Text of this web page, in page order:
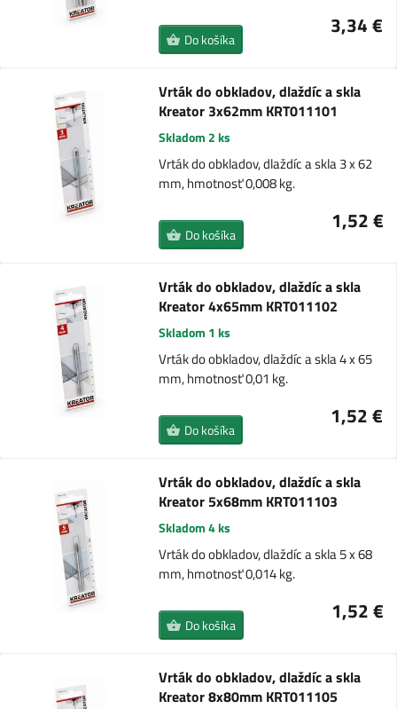
3,34 €
Do košíka
Vrták do obkladov, dlaždíc a skla
Kreator 3x62mm KRT011101
Skladom 2 ks
Vrták do obkladov, dlaždíc a skla 3 x 62
mm, hmotnosť 0,008 kg.
1,52 €
Do košíka
Vrták do obkladov, dlaždíc a skla
Kreator 4x65mm KRT011102
Skladom 1 ks
Vrták do obkladov, dlaždíc a skla 4 x 65
mm, hmotnosť 0,01 kg.
1,52 €
Do košíka
Vrták do obkladov, dlaždíc a skla
Kreator 5x68mm KRT011103
Skladom 4 ks
Vrták do obkladov, dlaždíc a skla 5 x 68
mm, hmotnosť 0,014 kg.
1,52 €
Do košíka
Vrták do obkladov, dlaždíc a skla
Kreator 8x80mm KRT011105